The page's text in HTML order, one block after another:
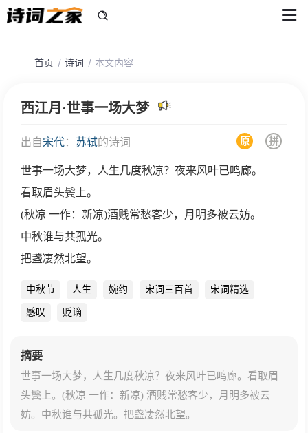
首页 诗词 本文内容
西江月·世事一场大梦
出自宋代： 苏轼的诗词 拼
原
世事一场大梦，人生几度秋凉？夜来风叶已鸣廊。
看取眉头鬓上。
(秋凉 一作：新凉)酒贱常愁客少，月明多被云妨。
中秋谁与共孤光。
把盏凄然北望。
中秋节 人生 婉约 宋词三百首 宋词精选
感叹 贬谪
摘要
世事一场大梦，人生几度秋凉？夜来风叶已鸣廊。看取眉
头鬓上。(秋凉 一作：新凉) 酒贱常愁客少，月明多被云
妨。中秋谁与共孤光。把盏凄然北望。